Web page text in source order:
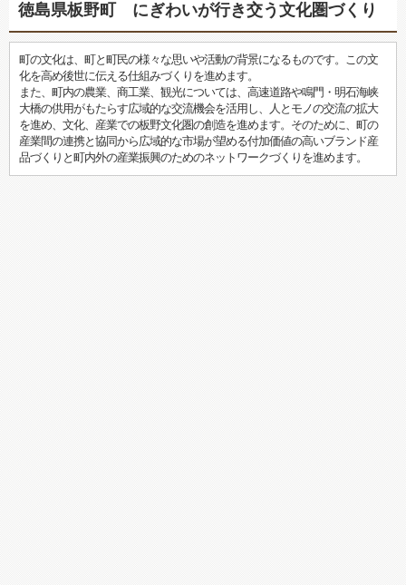
徳島県板野町 にぎわいが行き交う文化圏づくり
町の文化は、町と町民の様々な思いや活動の背景になるものです。この文
化を高め後世に伝える仕組みづくりを進めます。
また、町内の農業、商工業、観光については、高速道路や鳴門・明石海峡
大橋の供用がもたらす広域的な交流機会を活用し、人とモノの交流の拡大
を進め、文化、産業での板野文化圏の創造を進めます。そのために、町の
産業間の連携と協同から広域的な市場が望める付加価値の高いブランド産
品づくりと町内外の産業振興のためのネットワークづくりを進めます。